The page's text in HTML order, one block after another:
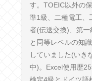
す。TOEIC以外の
準1級、二種電工、
者(伝送交換)、第
と同等レベルの知
していました(いき
中)。Excel使用歴